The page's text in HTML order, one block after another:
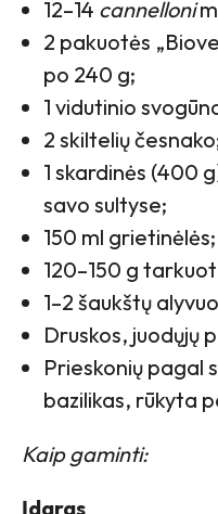
12–14 cannelloni
2 pakuotės
po 240 g;
1 vidutinio
2 skiltelių
1 skardinės (400
savo sultyse;
150 ml grietinėlės;
120–150 g
1–2 šaukštų
Druskos, juodųjų
Prieskonių pagal
bazilikas, rūkyta
Kaip gaminti:
Įdaras